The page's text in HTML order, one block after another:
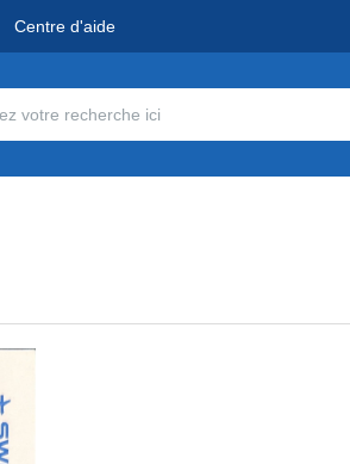
Centre d'aide